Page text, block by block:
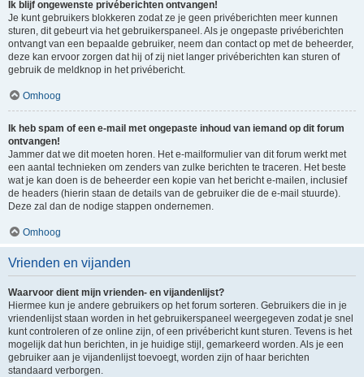
Ik blijf ongewenste privéberichten ontvangen!
Je kunt gebruikers blokkeren zodat ze je geen privéberichten meer kunnen
sturen, dit gebeurt via het gebruikerspaneel. Als je ongepaste privéberichten
ontvangt van een bepaalde gebruiker, neem dan contact op met de beheerder,
deze kan ervoor zorgen dat hij of zij niet langer privéberichten kan sturen of
gebruik de meldknop in het privébericht.
Omhoog
Ik heb spam of een e-mail met ongepaste inhoud van iemand op dit forum
ontvangen!
Jammer dat we dit moeten horen. Het e-mailformulier van dit forum werkt met
een aantal technieken om zenders van zulke berichten te traceren. Het beste
wat je kan doen is de beheerder een kopie van het bericht e-mailen, inclusief
de headers (hierin staan de details van de gebruiker die de e-mail stuurde).
Deze zal dan de nodige stappen ondernemen.
Omhoog
Vrienden en vijanden
Waarvoor dient mijn vrienden- en vijandenlijst?
Hiermee kun je andere gebruikers op het forum sorteren. Gebruikers die in je
vriendenlijst staan worden in het gebruikerspaneel weergegeven zodat je snel
kunt controleren of ze online zijn, of een privébericht kunt sturen. Tevens is het
mogelijk dat hun berichten, in je huidige stijl, gemarkeerd worden. Als je een
gebruiker aan je vijandenlijst toevoegt, worden zijn of haar berichten
standaard verborgen.